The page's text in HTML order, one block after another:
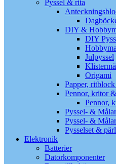
Pyssel & rita
DIY &
DIY
Julpyssel
Origami
Papper,
Pennor, kritor
Pennor,
Pyssel- &
Pyssel- &
Pysselset &
Elektronik
Batterier
Datorkomponenter